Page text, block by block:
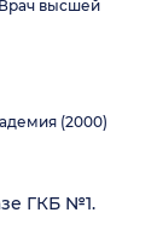
высшей
(2000)
ГКБ №1.